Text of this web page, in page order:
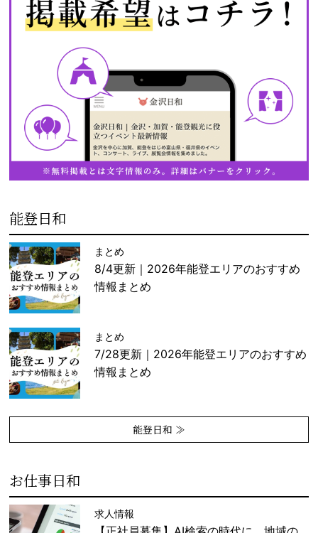
能登日和
まとめ
8/4更新｜2026年能登エリアのおすすめ
情報まとめ
まとめ
7/28更新｜2026年能登エリアのおすすめ
情報まとめ
能登日和 ≫
お仕事日和
求人情報